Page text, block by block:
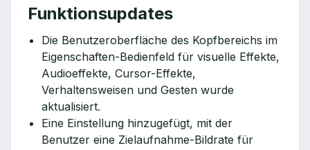
Funktionsupdates
Die Benutzeroberfläche des Kopfbereichs im
Eigenschaften-Bedienfeld für visuelle Effekte,
Audioeffekte, Cursor-Effekte,
Verhaltensweisen und Gesten wurde
aktualisiert.
Eine Einstellung hinzugefügt, mit der
Benutzer eine Zielaufnahme-Bildrate für